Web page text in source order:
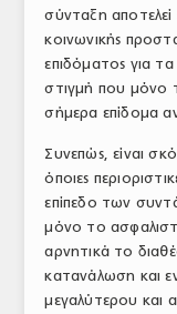
σύνταξη
κοινωνικής
επιδόματος για
στιγμή που μόνο
σήμερα επίδομα
Συνεπώς, είναι
όποιες
επίπεδο των
μόνο το
αρνητικά το
κατανάλωση και
μεγαλύτερου και